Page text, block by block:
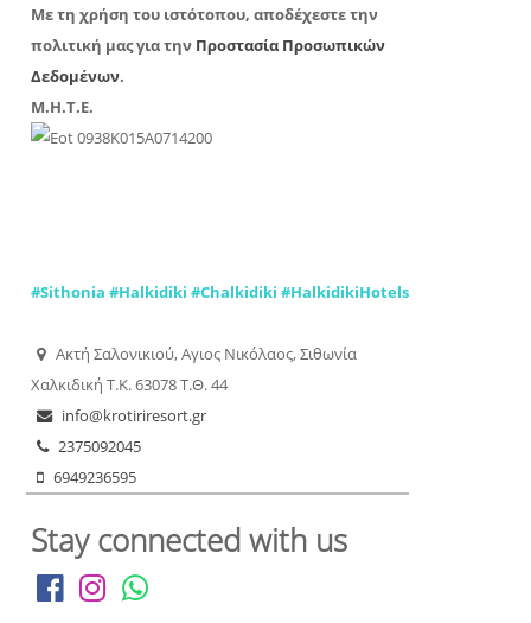
Με τη χρήση του ιστότοπου, αποδέχεστε την
πολιτική μας για την Προστασία Προσωπικών
Δεδομένων.
Μ.Η.Τ.Ε.
0938Κ015Α0714200
#Sithonia #Halkidiki #Chalkidiki #HalkidikiHotels
Ακτή Σαλονικιού, Aγιος Νικόλαος, Σιθωνία
Χαλκιδική Τ.Κ. 63078 Τ.Θ. 44
info@krotiriresort.gr
2375092045
6949236595
Stay connected with us